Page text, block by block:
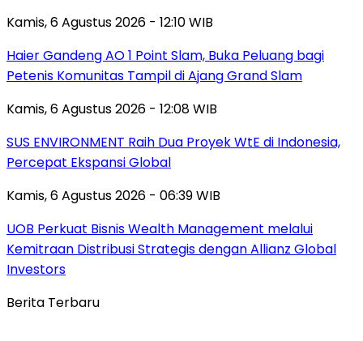
Kamis, 6 Agustus 2026 - 12:10 WIB
Haier Gandeng AO 1 Point Slam, Buka Peluang bagi
Petenis Komunitas Tampil di Ajang Grand Slam
Kamis, 6 Agustus 2026 - 12:08 WIB
SUS ENVIRONMENT Raih Dua Proyek WtE di Indonesia,
Percepat Ekspansi Global
Kamis, 6 Agustus 2026 - 06:39 WIB
UOB Perkuat Bisnis Wealth Management melalui
Kemitraan Distribusi Strategis dengan Allianz Global
Investors
Berita Terbaru